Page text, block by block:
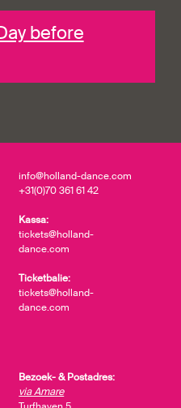
before
info@holland-dance.com
+31(0)70 361 61 42
Kassa:
tickets@holland-
dance.com
Ticketbalie:
tickets@holland-
dance.com
Bezoek- & Postadres:
via Amare